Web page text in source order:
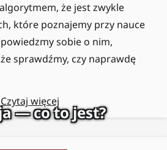
że jest zwykle
które poznajemy przy nauce
sobie o nim,
sprawdźmy, czy naprawdę
Czytaj więcej
— co to jest?